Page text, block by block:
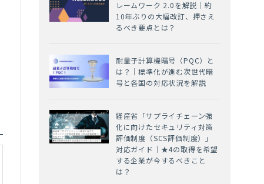
レームワーク 2.0を解説｜約
10年ぶりの大幅改訂、押さえ
るべき要点とは？
耐量子計算機暗号（PQC）と
は？｜標準化が進む次世代暗
号と各国の対応状況を解説
経産省「サプライチェーン強
化に向けたセキュリティ対策
評価制度（SCS評価制度）」
対応ガイド｜★4の取得を希望
する企業が今するべきこと
は？